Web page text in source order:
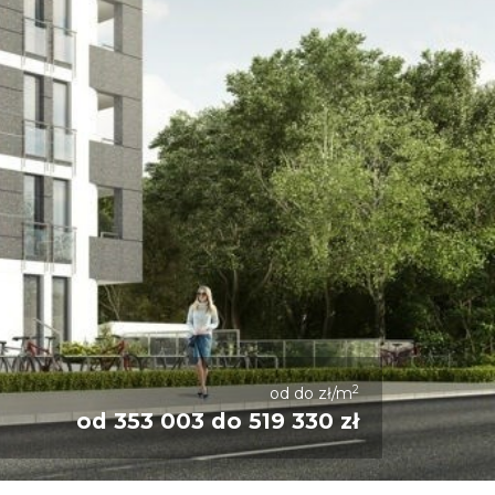
od do zł/m2
od 353 003 do 519 330 zł